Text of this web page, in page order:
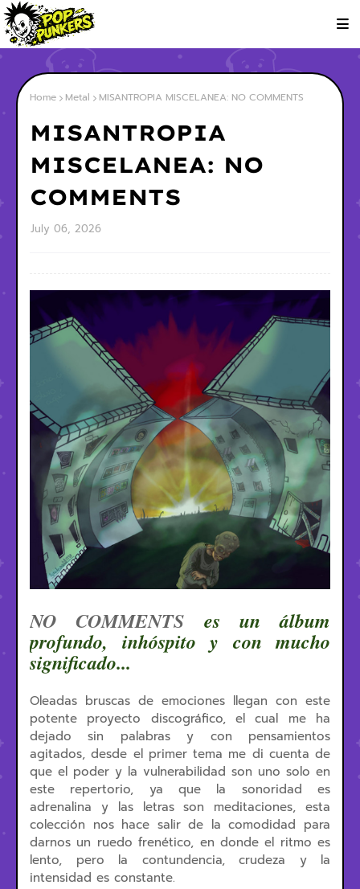
Home Metal MISANTROPIA MISCELANEA: NO COMMENTS
MISANTROPIA
MISCELANEA: NO
COMMENTS
July 06, 2026
NO COMMENTS es un álbum
profundo, inhóspito y con mucho
significado...
Oleadas bruscas de emociones llegan con este
potente proyecto discográfico, el cual me ha
dejado sin palabras y con pensamientos
agitados, desde el primer tema me di cuenta de
que el poder y la vulnerabilidad son uno solo en
este repertorio, ya que la sonoridad es
adrenalina y las letras son meditaciones, esta
colección nos hace salir de la comodidad para
darnos un ruedo frenético, en donde el ritmo es
lento, pero la contundencia, crudeza y la
intensidad es constante.